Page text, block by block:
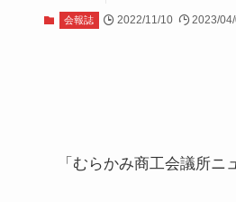
会報誌 2022/11/10 2023/
「むらかみ商工会議所ニ